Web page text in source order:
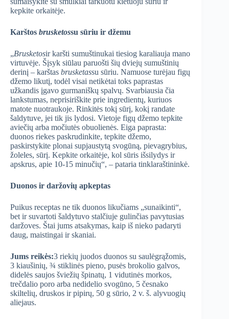
kepkite orkaitėje.
Karštos brusketossu sūriu ir džemu
„Brusketosir karšti sumuštinukai tiesiog karaliauja mano
virtuvėje. Šįsyk siūlau paruošti šių dviejų sumuštinių
derinį – karštas brusketassu sūriu. Namuose turėjau figų
džemo likutį, todėl visai netikėtai toks paprastas
užkandis įgavo gurmaniškų spalvų. Svarbiausia čia
lankstumas, neprisiriškite prie ingredientų, kuriuos
matote nuotraukoje. Rinkitės tokį sūrį, kokį randate
šaldytuve, jei tik jis lydosi. Vietoje figų džemo tepkite
aviečių arba močiutės obuolienės. Eiga paprasta:
duonos riekes paskrudinkite, tepkite džemo,
paskirstykite plonai supjaustytą svogūną, pievagrybius,
žoleles, sūrį. Kepkite orkaitėje, kol sūris išsilydys ir
apskrus, apie 10-15 minučių“, – pataria tinklaraštininkė.
Duonos ir daržovių apkeptas
Puikus receptas ne tik duonos likučiams „sunaikinti“,
bet ir suvartoti šaldytuvo stalčiuje gulinčias pavytusias
daržoves. Štai jums atsakymas, kaip iš nieko padaryti
daug, maistingai ir skaniai.
Jums reikės:3 riekių juodos duonos su saulėgrąžomis,
3 kiaušinių, ¾ stiklinės pieno, pusės brokolio galvos,
didelės saujos šviežių špinatų, 1 vidutinės morkos,
trečdalio poro arba nedidelio svogūno, 5 česnako
skiltelių, druskos ir pipirų, 50 g sūrio, 2 v. š. alyvuogių
aliejaus.